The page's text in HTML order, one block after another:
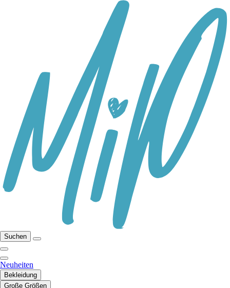
Suchen
Neuheiten
Bekleidung
Große Größen